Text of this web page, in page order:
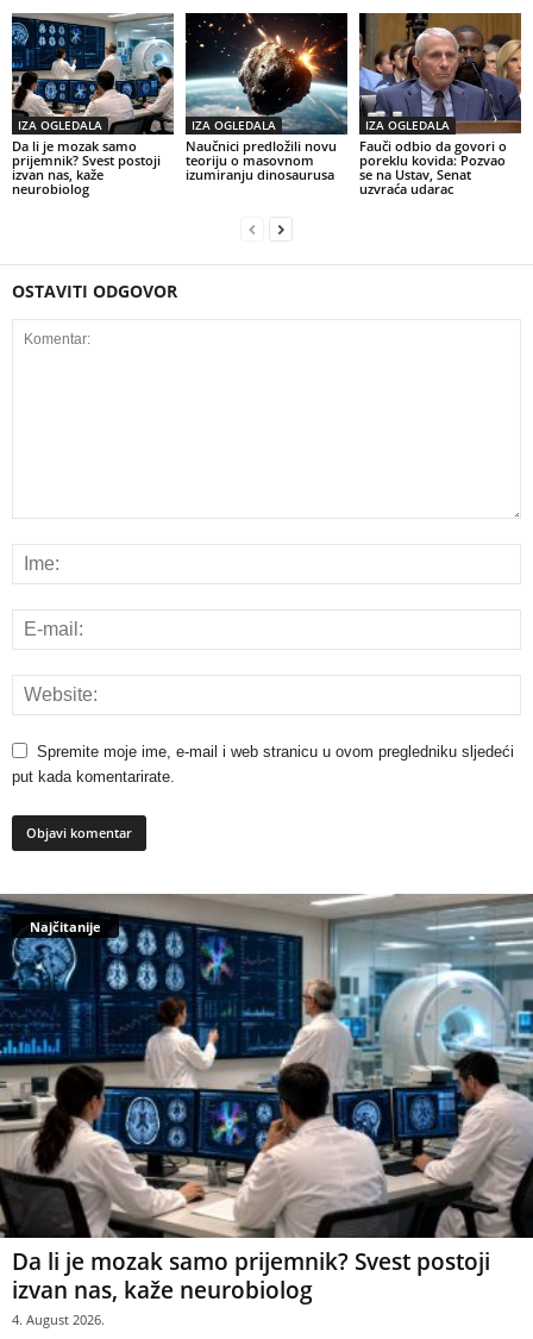
IZA OGLEDALA
Da li je mozak samo
prijemnik? Svest postoji
izvan nas, kaže
neurobiolog
IZA OGLEDALA
Naučnici predložili novu
teoriju o masovnom
izumiranju dinosaurusa
IZA OGLEDALA
Fauči odbio da govori o
poreklu kovida: Pozvao
se na Ustav, Senat
uzvraća udarac
OSTAVITI ODGOVOR
Spremite moje ime, e-mail i web stranicu u ovom pregledniku sljedeći
put kada komentarirate.
Najčitanije
Da li je mozak samo prijemnik? Svest postoji
izvan nas, kaže neurobiolog
4. August 2026.